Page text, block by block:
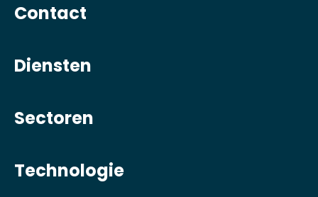
Contact
Diensten
Sectoren
Technologie